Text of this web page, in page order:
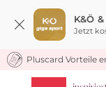
K&Ö
Jetzt
Pluscard Vorteile